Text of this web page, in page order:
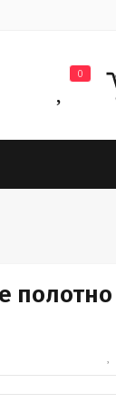
0
полотно